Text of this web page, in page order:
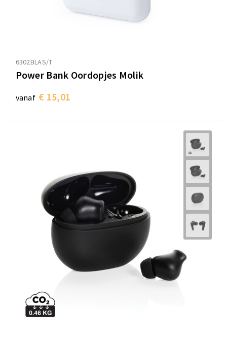
6302BLAS/T
Power Bank Oordopjes Molik
vanaf € 15,01